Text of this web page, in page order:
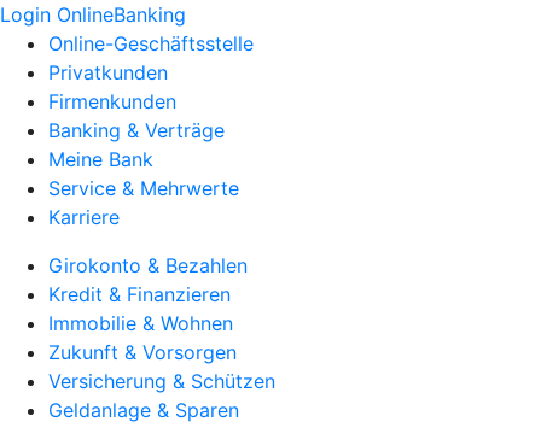
Login OnlineBanking
Online-Geschäftsstelle
Privatkunden
Firmenkunden
Banking & Verträge
Meine Bank
Service & Mehrwerte
Karriere
Girokonto & Bezahlen
Kredit & Finanzieren
Immobilie & Wohnen
Zukunft & Vorsorgen
Versicherung & Schützen
Geldanlage & Sparen